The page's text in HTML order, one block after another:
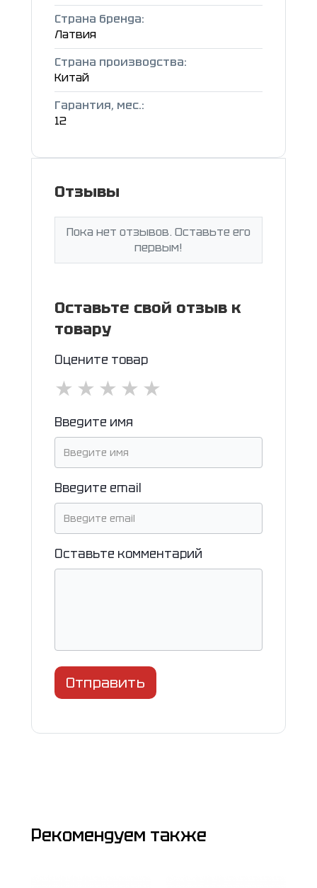
Страна бренда:
Латвия
Страна производства:
Китай
Гарантия, мес.:
12
Отзывы
Пока нет отзывов. Оставьте его
первым!
Оставьте свой отзыв к
товару
Оцените товар
★
★
★
★
★
Введите имя
Введите email
Оставьте комментарий
Отправить
Рекомендуем также